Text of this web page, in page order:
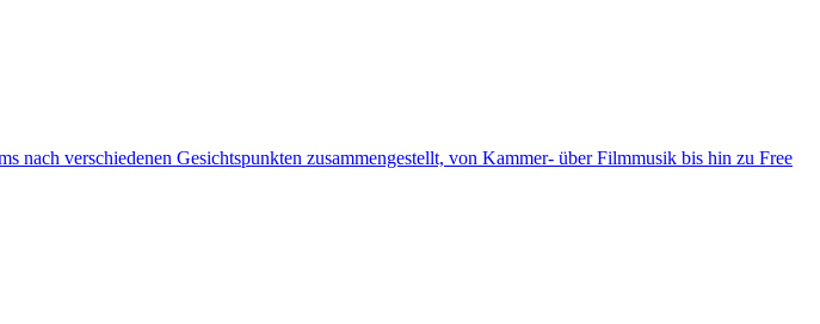
nach verschiedenen Gesichtspunkten zusammengestellt, von Kammer- über Filmmusik bis hin zu Free